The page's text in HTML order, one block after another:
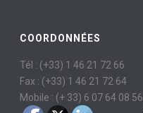
COORDONNÉES
Tél : (+33) 1 46 21 72 66
Fax : (+33) 1 46 21 72 64
Mobile : (+ 33) 6 07 64 08 56